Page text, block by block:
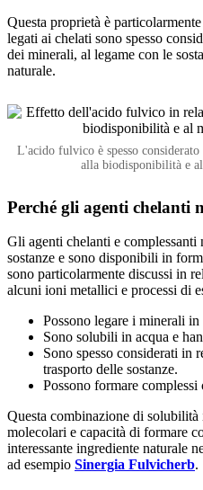
Questa proprietà è
legati ai chelati sono spesso
dei minerali, al legame con le
naturale.
L'acido fulvico è spesso
alla biodisponibilità e
Perché gli agenti chelanti
Gli agenti chelanti e complessanti
sostanze e sono disponibili in
sono particolarmente discussi in
alcuni ioni metallici e processi di
Possono legare i minerali in
Sono solubili in acqua e
Sono spesso considerati in
trasporto delle sostanze.
Possono formare
Questa combinazione di
molecolari e capacità di formare
interessante ingrediente naturale
ad esempio Sinergia Fulvicherb.